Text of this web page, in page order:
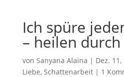
Ich spüre
– heilen
von Sanyana Alaina | Dez. 11,
Liebe, Schattenarbeit| 1